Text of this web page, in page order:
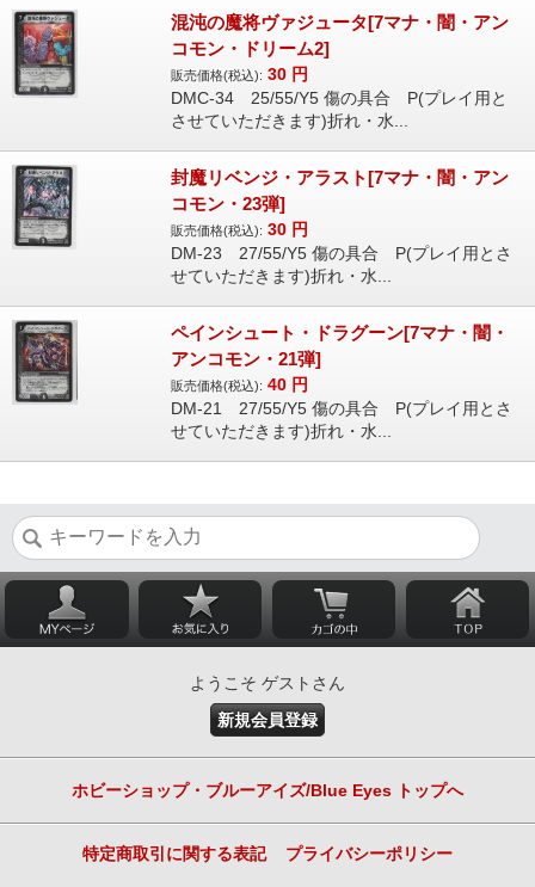
混沌の魔将ヴァジュータ[7マナ・闇・アン
コモン・ドリーム2]
販売価格(税込): 30 円
DMC-34 25/55/Y5 傷の具合 P(プレイ用と
させていただきます)折れ・水...
封魔リベンジ・アラスト[7マナ・闇・アン
コモン・23弾]
販売価格(税込): 30 円
DM-23 27/55/Y5 傷の具合 P(プレイ用とさ
せていただきます)折れ・水...
ペインシュート・ドラグーン[7マナ・闇・
アンコモン・21弾]
販売価格(税込): 40 円
DM-21 27/55/Y5 傷の具合 P(プレイ用とさ
せていただきます)折れ・水...
ようこそ ゲストさん
新規会員登録
ホビーショップ・ブルーアイズ/Blue Eyes トップへ
特定商取引に関する表記 プライバシーポリシー